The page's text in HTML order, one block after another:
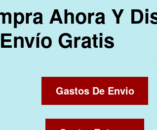
Ahora Y
Gratis
Gastos De Envio